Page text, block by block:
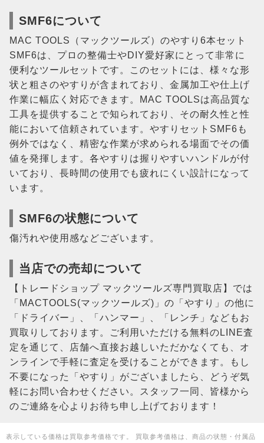
SMF6について
MAC TOOLS（マックツールズ）のやすり6本セット
SMF6は、プロの整備士やDIY愛好家にとって非常に
便利なツールセットです。このセットには、様々な形
状と粗さのやすりが含まれており、金属加工や仕上げ
作業に幅広く対応できます。MAC TOOLSは高品質な
工具を提供することで知られており、その耐久性と性
能において信頼されています。やすりセットSMF6も
例外ではなく、精密な作業が求められる場面でその価
値を発揮します。各やすりは握りやすいハンドルが付
いており、長時間の使用でも疲れにくい設計になって
います。
SMF6の状態について
傷汚れや使用感などございます。
当店での売却について
【トレードショップ マックツールズ専門買取店】では
「MACTOOLS(マックツールズ)」の「やすり」の他に
「ドライバー」、「ハンマー」、「レンチ」などもお
買取りしております。ご利用いただける無料のLINE査
定を通じて、店舗へ直接お越しいただかなくても、オ
ンラインで手軽に査定を受けることができます。もし
不要になった「やすり」がございましたら、どうぞ気
軽にお問い合わせください。スタッフ一同、皆様から
のご連絡を心よりお待ち申し上げております！
表示している価格は買取参考価格です。 買取参考価格は、商品の状態・付属品